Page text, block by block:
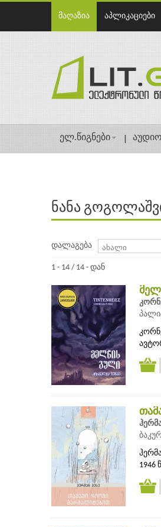
მაღაზია აპლიკაციები
ელ.წიგნები აუდიო
ნანა
დალაგება
1 - 14 / 14 - დან
1946